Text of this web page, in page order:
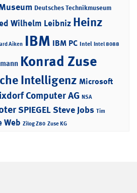
Deutsches Technikmuseum
Wilhelm Leibniz Heinz
Aiken IBM IBM PC Intel Intel 8088
Konrad Zuse
Intelligenz Microsoft
Computer AG NSA
SPIEGELSteve Jobs Tim
Web Zilog Z80 Zuse KG